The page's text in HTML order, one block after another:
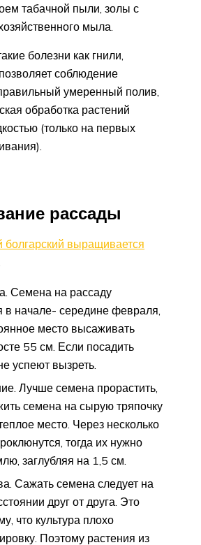
табачной пыли, золы с
мыла.
болезни как гнили,
соблюдение
умеренный полив,
обработка растений
(только на первых
рассады
болгарский выращивается
Семена на рассаду
в начале- середине февраля,
место высаживать
55 см. Если посадить
успеют вызреть.
Лучше семена прорастить,
семена на сырую тряпочку
место. Через несколько
тогда их нужно
заглубляя на 1,5 см.
Сажать семена следует на
друг от друга. Это
что культура плохо
Поэтому растения из